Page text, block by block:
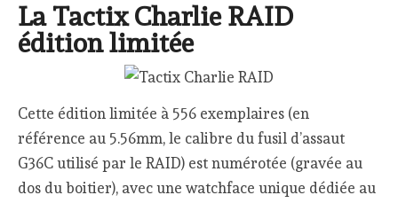
La Tactix Charlie RAID
édition limitée
Cette édition limitée à 556 exemplaires (en
référence au 5.56mm, le calibre du fusil d’assaut
G36C utilisé par le RAID) est numérotée (gravée au
dos du boitier), avec une watchface unique dédiée au